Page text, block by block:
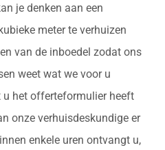
je denken aan een
meter te verhuizen
van de inboedel zodat ons
weet wat we voor u
u het offerteformulier heeft
onze verhuisdeskundige er
enkele uren ontvangt u,